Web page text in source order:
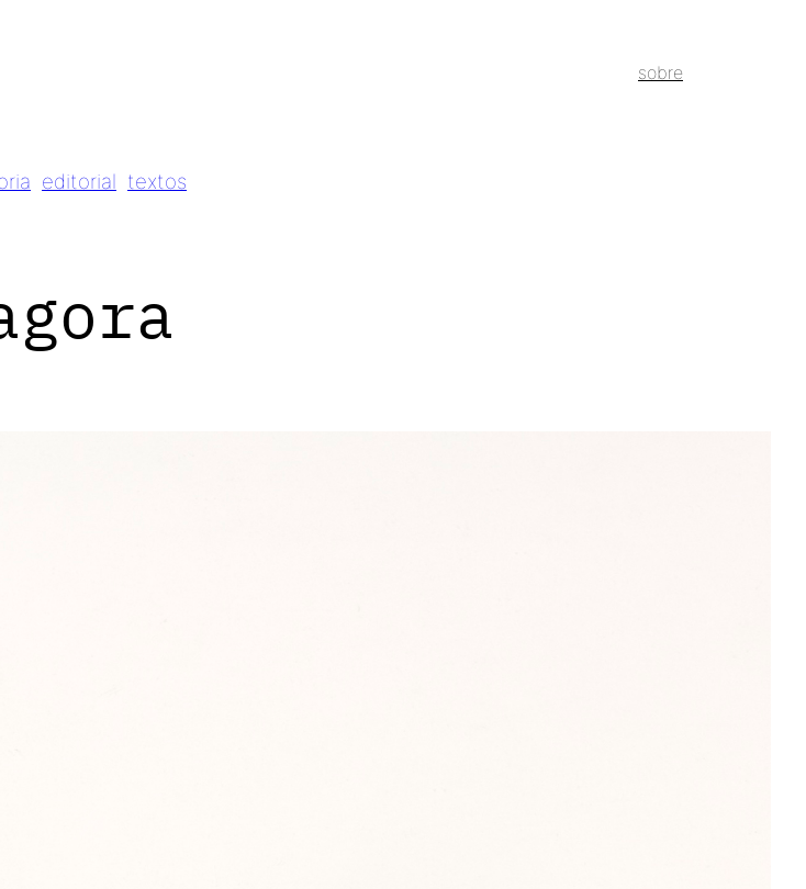
sobre
editorial textos